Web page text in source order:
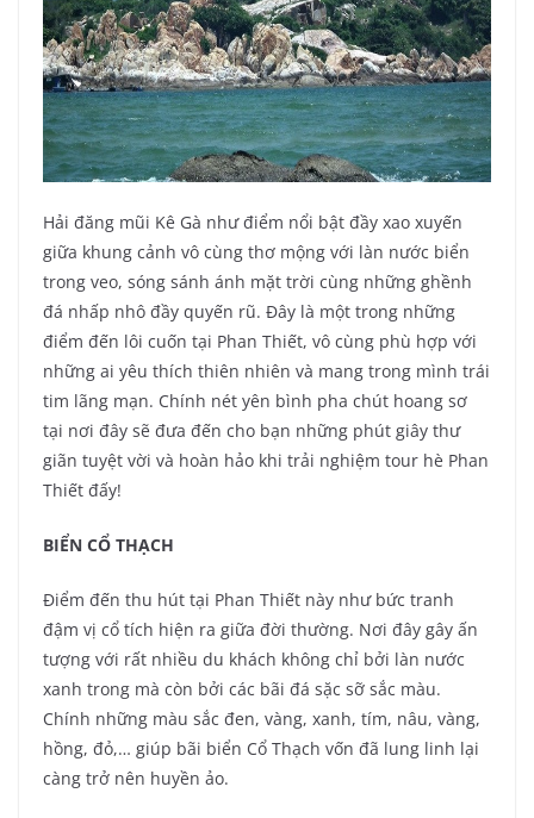
Hải đăng mũi Kê Gà như điểm nổi bật đầy xao xuyến
giữa khung cảnh vô cùng thơ mộng với làn nước biển
trong veo, sóng sánh ánh mặt trời cùng những ghềnh
đá nhấp nhô đầy quyến rũ. Đây là một trong những
điểm đến lôi cuốn tại Phan Thiết, vô cùng phù hợp với
những ai yêu thích thiên nhiên và mang trong mình trái
tim lãng mạn. Chính nét yên bình pha chút hoang sơ
tại nơi đây sẽ đưa đến cho bạn những phút giây thư
giãn tuyệt vời và hoàn hảo khi trải nghiệm tour hè Phan
Thiết đấy!
BIỂN CỔ THẠCH
Điểm đến thu hút tại Phan Thiết này như bức tranh
đậm vị cổ tích hiện ra giữa đời thường. Nơi đây gây ấn
tượng với rất nhiều du khách không chỉ bởi làn nước
xanh trong mà còn bởi các bãi đá sặc sỡ sắc màu.
Chính những màu sắc đen, vàng, xanh, tím, nâu, vàng,
hồng, đỏ,… giúp bãi biển Cổ Thạch vốn đã lung linh lại
càng trở nên huyền ảo.